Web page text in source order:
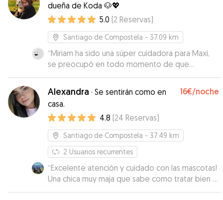
dueña de Koda 🐶💖
5.0 (2 Reservas)
Santiago de Compostela - 37.09 km
“Miriam ha sido una súper cuidadora para Maxi,
se preocupó en todo momento de que
estuviese bien, tanto en los paseos como en
casa. Muy responsable y cariñosa. Muchas
gracias! ”
Alexandra · Se sentirán como en
casa.
16€/noche
4.8 (24 Reservas)
Santiago de Compostela - 37.49 km
2 Usuarios recurrentes
“Excelente atención y cuidado con las mascotas!
Una chica muy maja que sabe como tratar bien a
los animales! No podemos estar más contentos,